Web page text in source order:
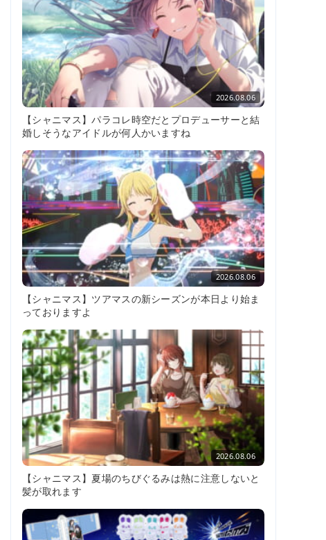
2026.08.06
【シャニマス】パラコレ時空だとプロデューサーと結
婚しそうなアイドルが何人かいますね
2026.08.06
【シャニマス】ツアマスの新シーズンが本日より始ま
っておりますよ
2026.08.06
【シャニマス】夏場のちびぐるみは熱に注意しないと
髪が取れます